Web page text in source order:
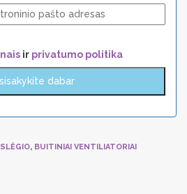
ir privatumo politika
, BUITINIAI VENTILIATORIAI